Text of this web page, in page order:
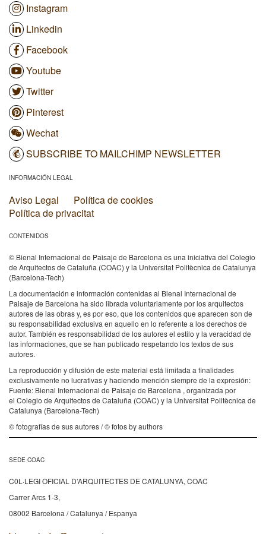
Instagram
Linkedin
Facebook
Youtube
Twitter
Pinterest
Wechat
SUBSCRIBE TO MAILCHIMP NEWSLETTER
INFORMACIÓN LEGAL
Aviso Legal
Política de cookies
Política de privacitat
CONTENIDOS
© Bienal Internacional de Paisaje de Barcelona es una iniciativa del Colegio
de Arquitectos de Cataluña (COAC) y la Universitat Politècnica de Catalunya
(Barcelona-Tech)
La documentación e información contenidas al Bienal Internacional de
Paisaje de Barcelona ha sido librada voluntariamente por los arquitectos
autores de las obras y, es por eso, que los contenidos que aparecen son de
su responsabilidad exclusiva en aquello en lo referente a los derechos de
autor. También es responsabilidad de los autores el estilo y la veracidad de
las informaciones, que se han publicado respetando los textos de sus
autores.
La reproducción y difusión de este material está limitada a finalidades
exclusivamente no lucrativas y haciendo mención siempre de la expresión:
Fuente: Bienal Internacional de Paisaje de Barcelona , organizada por
el Colegio de Arquitectos de Cataluña (COAC) y la Universitat Politècnica de
Catalunya (Barcelona-Tech)
© fotografías de sus autores / © fotos by authors
SEDE COAC
C0L·LEGI OFICIAL D’ARQUITECTES DE CATALUNYA, COAC
Carrer Arcs 1-3,
08002 Barcelona / Catalunya / Espanya